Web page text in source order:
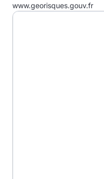
F
www.georisques.gouv.fr